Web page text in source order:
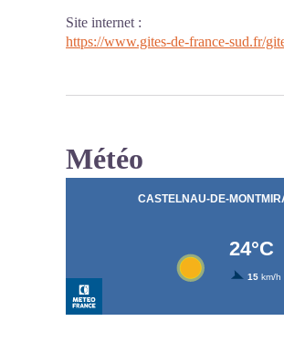
Site internet :
https://www.gites-de-france-sud.fr/
Météo